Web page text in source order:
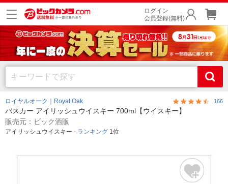
ログイン
会員登録(無料)
ロイヤルオーク｜Royal Oak 166
バスカー アイリッシュウイスキー 700ml【ウイスキー】
販売元：ビック酒販
アイリッシュウイスキー - ランキング 1位